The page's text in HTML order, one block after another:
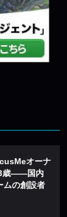
オーナ
歳——国内
ムの創設者